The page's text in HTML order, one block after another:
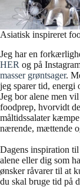
Asiatisk inspireret
Jeg har en
HER og på
masser grøntsager.
jeg sparer tid, energi
Jeg bor alene men
foodprep, hvorvidt
måltidssalater
nærende, mættende
Dagens inspiration
alene eller dig som
ønsker råvarer til at
du skal bruge tid på